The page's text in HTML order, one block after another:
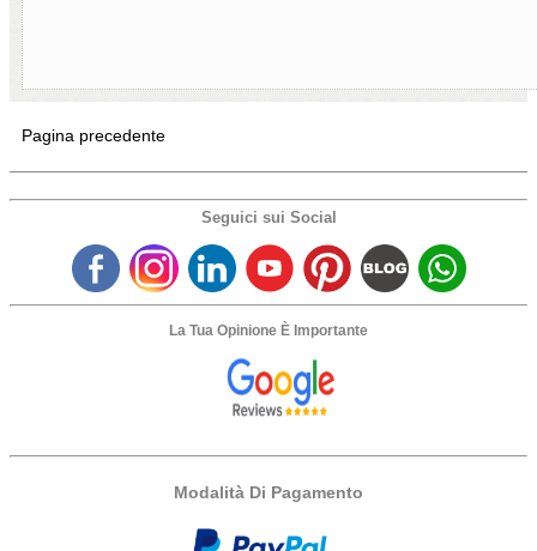
Pagina precedente
Seguici sui Social
La Tua Opinione È Importante
Modalità Di Pagamento